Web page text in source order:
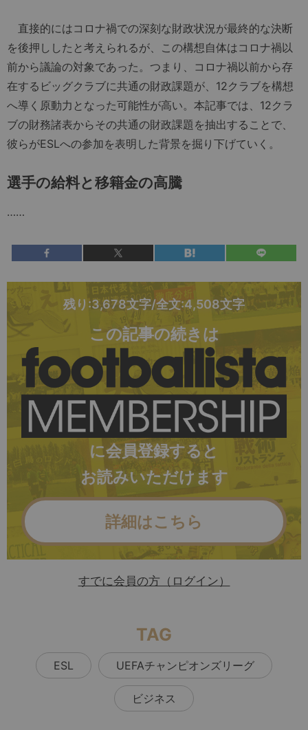
直接的にはコロナ禍での深刻な財政状況が最終的な決断
を後押ししたと考えられるが、この構想自体はコロナ禍以
前から議論の対象であった。つまり、コロナ禍以前から存
在するビッグクラブに共通の財政課題が、12クラブを構想
へ導く原動力となった可能性が高い。本記事では、12クラ
ブの財務諸表からその共通の財政課題を抽出することで、
彼らがESLへの参加を表明した背景を掘り下げていく。
選手の給料と移籍金の高騰
……
残り:3,678文字/全文:4,508文字
この記事の続きは
に会員登録すると
お読みいただけます
詳細はこちら
すでに会員の方（ログイン）
TAG
ESL UEFAチャンピオンズリーグ
ビジネス